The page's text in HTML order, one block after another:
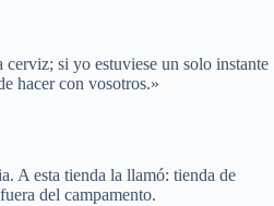
si yo estuviese un solo instante
hacer con vosotros.»
A esta tienda la llamó: tienda de
del campamento.